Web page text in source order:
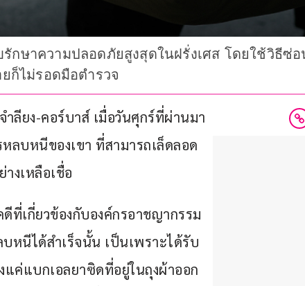
ษาความปลอดภัยสูงสุดในฝรั่งเศส โดยใช้วิธีซ่
ก็ไม่รอดมือตำรวจ
ลียง-คอร์บาส์ เมื่อวันศุกร์ที่ผ่านมา
ลบหนีของเขา ที่สามารถเล็ดลอด
งเหลือเชื่อ
ที่เกี่ยวข้องกับองค์กรอาชญากรรม
หนีได้สำเร็จนั้น เป็นเพราะได้รับ
ค่แบกเอลยาซิดที่อยู่ในถุงผ้าออก